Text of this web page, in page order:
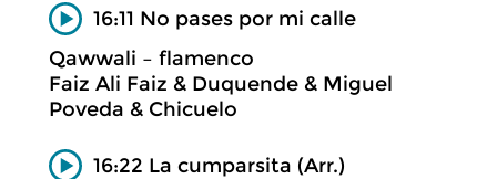
16:11 No pases por mi calle
Qawwali – flamenco
Faiz Ali Faiz & Duquende & Miguel
Poveda & Chicuelo
16:22 La cumparsita (Arr.)